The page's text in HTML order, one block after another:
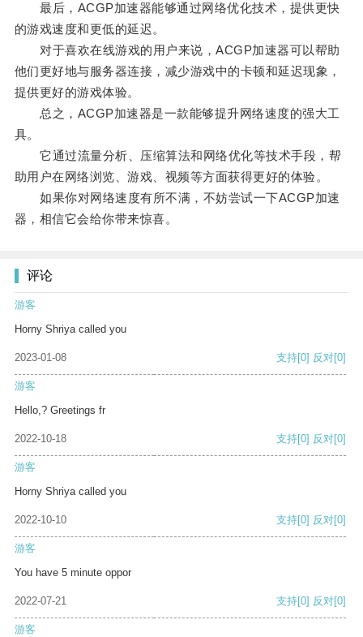
最后，ACGP加速器能够通过网络优化技术，提供更快
的游戏速度和更低的延迟。
对于喜欢在线游戏的用户来说，ACGP加速器可以帮助
他们更好地与服务器连接，减少游戏中的卡顿和延迟现象，
提供更好的游戏体验。
总之，ACGP加速器是一款能够提升网络速度的强大工
具。
它通过流量分析、压缩算法和网络优化等技术手段，帮
助用户在网络浏览、游戏、视频等方面获得更好的体验。
如果你对网络速度有所不满，不妨尝试一下ACGP加速
器，相信它会给你带来惊喜。
评论
游客
Horny Shriya called you
2023-01-08 支持[0] 反对[0]
游客
Hello,? Greetings fr
2022-10-18 支持[0] 反对[0]
游客
Horny Shriya called you
2022-10-10 支持[0] 反对[0]
游客
You have 5 minute oppor
2022-07-21 支持[0] 反对[0]
游客